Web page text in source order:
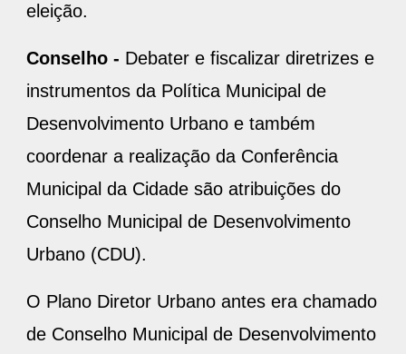
eleição.
Conselho - Debater e fiscalizar diretrizes e
instrumentos da Política Municipal de
Desenvolvimento Urbano e também
coordenar a realização da Conferência
Municipal da Cidade são atribuições do
Conselho Municipal de Desenvolvimento
Urbano (CDU).
O Plano Diretor Urbano antes era chamado
de Conselho Municipal de Desenvolvimento